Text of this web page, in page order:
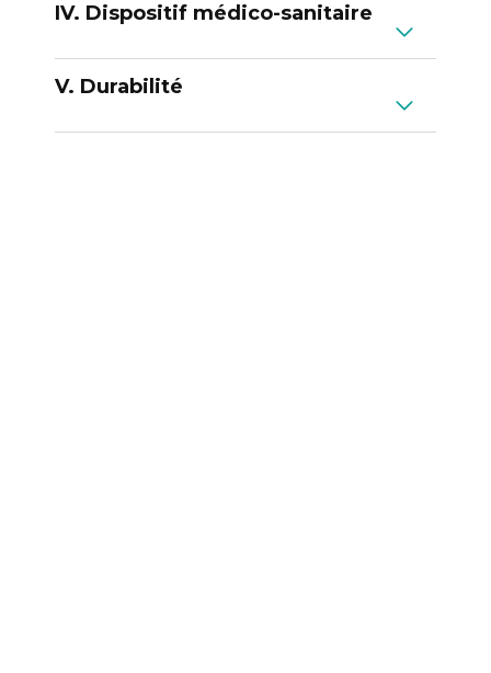
IV. Dispositif médico-sanitaire
V. Durabilité